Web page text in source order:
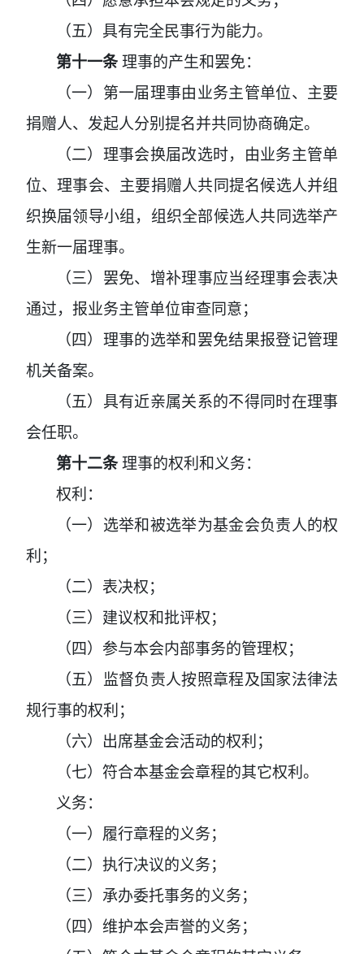
（五）具有完全民事行为能力。
第十一条 理事的产生和罢免：
（一）第一届理事由业务主管单位、主要
捐赠人、发起人分别提名并共同协商确定。
（二）理事会换届改选时，由业务主管单
位、理事会、主要捐赠人共同提名候选人并组
织换届领导小组，组织全部候选人共同选举产
生新一届理事。
（三）罢免、增补理事应当经理事会表决
通过，报业务主管单位审查同意；
（四）理事的选举和罢免结果报登记管理
机关备案。
（五）具有近亲属关系的不得同时在理事
会任职。
第十二条 理事的权利和义务：
权利：
（一）选举和被选举为基金会负责人的权
利；
（二）表决权；
（三）建议权和批评权；
（四）参与本会内部事务的管理权；
（五）监督负责人按照章程及国家法律法
规行事的权利；
（六）出席基金会活动的权利；
（七）符合本基金会章程的其它权利。
义务：
（一）履行章程的义务；
（二）执行决议的义务；
（三）承办委托事务的义务；
（四）维护本会声誉的义务；